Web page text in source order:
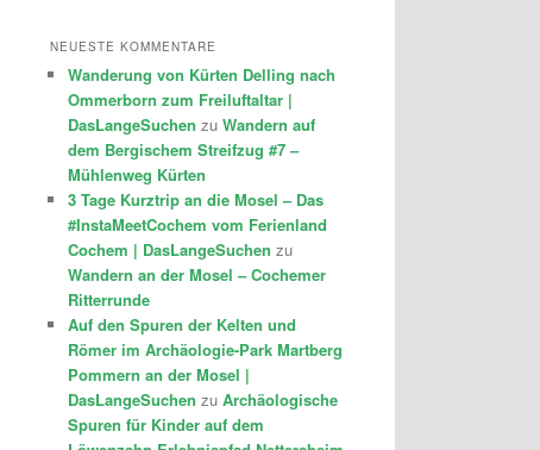
NEUESTE KOMMENTARE
Wanderung von Kürten Delling nach
Ommerborn zum Freiluftaltar |
DasLangeSuchen zu Wandern auf
dem Bergischem Streifzug #7 –
Mühlenweg Kürten
3 Tage Kurztrip an die Mosel – Das
#InstaMeetCochem vom Ferienland
Cochem | DasLangeSuchen zu
Wandern an der Mosel – Cochemer
Ritterrunde
Auf den Spuren der Kelten und
Römer im Archäologie-Park Martberg
Pommern an der Mosel |
DasLangeSuchen zu Archäologische
Spuren für Kinder auf dem